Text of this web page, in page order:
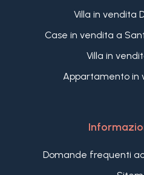
Villa in vendita
Case in vendita a
Villa in
Appartamento in
Domande frequenti